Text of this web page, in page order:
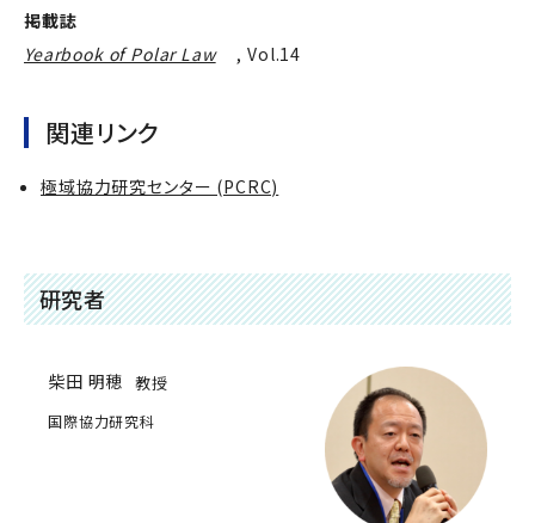
掲載誌
Yearbook of Polar Law
, Vol.14
関連リンク
極域協力研究センター (PCRC)
研究者
柴田 明穂 教授
国際協力研究科